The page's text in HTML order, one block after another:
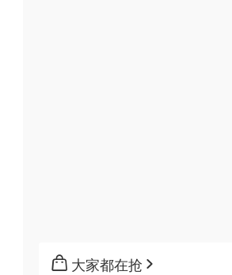
大家都在抢